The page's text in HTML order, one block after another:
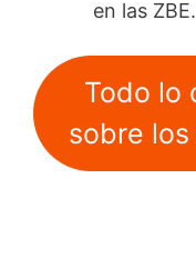
en las ZBE.
Todo lo
sobre